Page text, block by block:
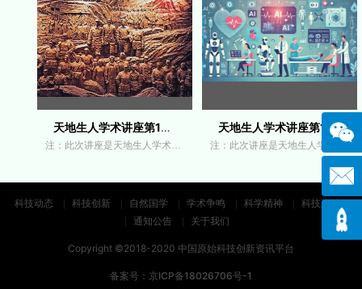
天地生人学术讲座第1534讲｜孙惠军：清明 天地生人学术讲座第1533讲｜周益华：AI
注：此次讲座是天地生人学术讲座第1533讲，北京
科技动态 科技创新 自然国学 学术争鸣 科学精神
科技政策
通知公告
关于我们
Copyright ©2018-2020 中国原始科技创新资讯平台
备案号： 京ICP备18026706号-1